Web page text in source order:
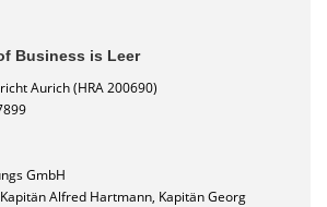
Business is Leer
Aurich (HRA 200690)
GmbH
Alfred Hartmann, Kapitän Georg